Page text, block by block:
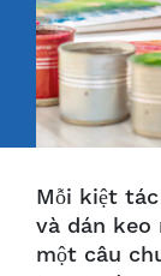
Mỗi kiệt
và dán keo
một câu